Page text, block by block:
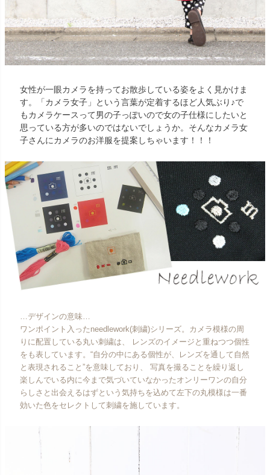
女性が一眼カメラを持ってお散歩している姿をよく見かけま
す。「カメラ女子」という言葉が定着するほど人気ぶり♪で
もカメラケースって男の子っぽいので女の子仕様にしたいと
思っている方が多いのではないでしょうか。そんなカメラ女
子さんにカメラのお洋服を提案しちゃいます！！！
…デザインの意味…
ワンポイント入ったneedlework(刺繍)シリーズ。カメラ模様の周
りに配置している丸い刺繍は、 レンズのイメージと重ねつつ個性
をも表しています。“自分の中にある個性が、レンズを通して自然
と表現されること”を意味しており、 写真を撮ることを繰り返し
楽しんでいる内に今まで気づいていなかったオンリーワンの自分
らしさと出会えるはずという気持ちを込めて左下の丸模様は一番
効いた色をセレクトして刺繍を施しています。